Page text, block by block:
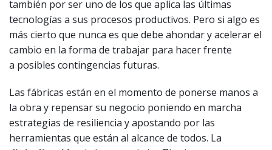
también por ser uno de los que aplica las últimas
tecnologías a sus procesos productivos. Pero si algo es
más cierto que nunca es que debe ahondar y acelerar el
cambio en la forma de trabajar para hacer frente
a posibles contingencias futuras.
Las fábricas están en el momento de ponerse manos a
la obra y repensar su negocio poniendo en marcha
estrategias de resiliencia y apostando por las
herramientas que están al alcance de todos. La